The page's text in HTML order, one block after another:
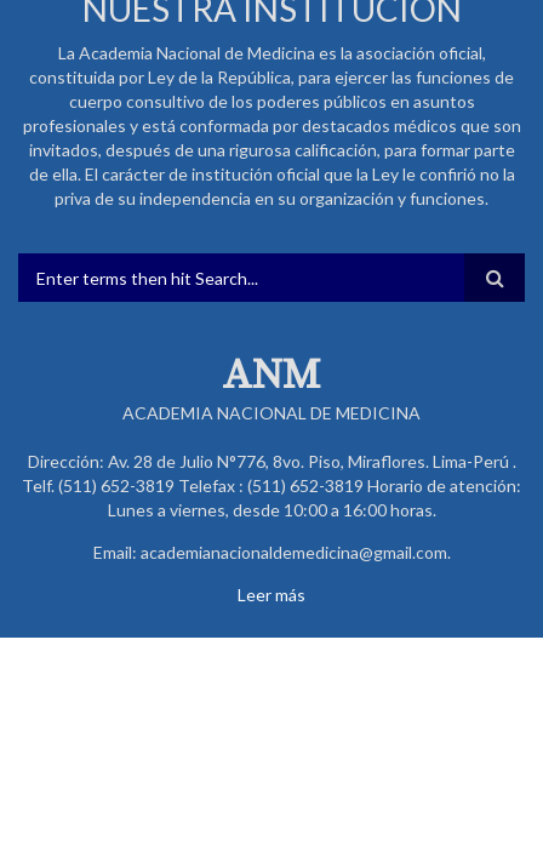
NUESTRA INSTITUCIÓN
La Academia Nacional de Medicina es la asociación oficial,
constituida por Ley de la República, para ejercer las funciones de
cuerpo consultivo de los poderes públicos en asuntos
profesionales y está conformada por destacados médicos que son
invitados, después de una rigurosa calificación, para formar parte
de ella. El carácter de institución oficial que la Ley le confirió no la
priva de su independencia en su organización y funciones.
FORMULARIO DE BÚSQUEDA
ANM
ACADEMIA NACIONAL DE MEDICINA
Dirección: Av. 28 de Julio N°776, 8vo. Piso, Miraflores. Lima-Perú .
Telf. (511) 652-3819 Telefax : (511) 652-3819 Horario de atención:
Lunes a viernes, desde 10:00 a 16:00 horas.
Email: academianacionaldemedicina@gmail.com.
Leer más